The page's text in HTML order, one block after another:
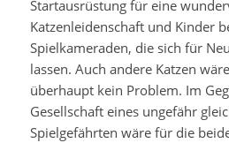
Startausrüstung für eine
Katzenleidenschaft und Kinder
Spielkameraden, die sich für
lassen. Auch andere Katzen
überhaupt kein Problem. Im
Gesellschaft eines ungefähr
Spielgefährten wäre für die